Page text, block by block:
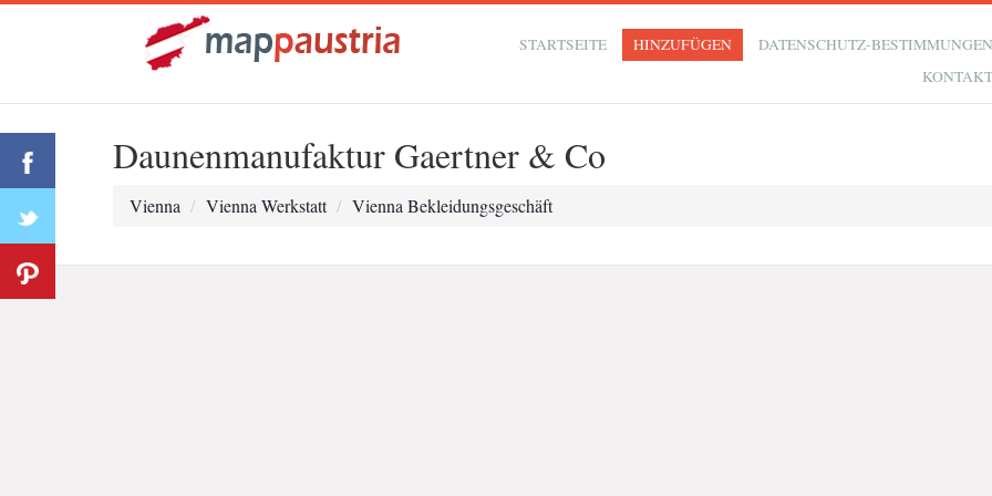
STARTSEITE HINZUFÜGEN
DATENSCHUTZ-
Daunenmanufaktur Gaertner & Co
Vienna Vienna Werkstatt Vienna Bekleidungsgeschäft